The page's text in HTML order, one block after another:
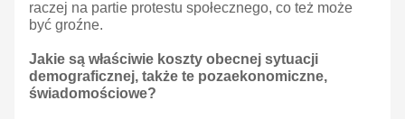
raczej na partie protestu społecznego, co też może
być groźne.
Jakie są właściwie koszty obecnej sytuacji
demograficznej, także te pozaekonomiczne,
świadomościowe?